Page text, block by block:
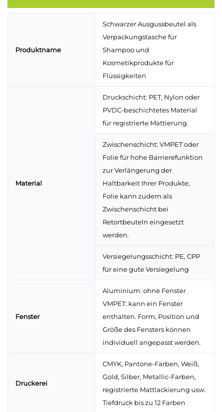
Produktname
Schwarzer Ausgussbeutel als
Verpackungstasche für
Shampoo und
Kosmetikprodukte für
Flüssigkeiten
Material
Druckschicht: PET, Nylon oder
PVDC-beschichtetes Material
für registrierte Mattierung.
Zwischenschicht: VMPET oder
Folie für hohe Barrierefunktion
zur Verlängerung der
Haltbarkeit Ihrer Produkte;
Folie kann zudem als
Zwischenschicht bei
Retortbeuteln eingesetzt
werden.
Versiegelungsschicht: PE, CPP
für eine gute Versiegelung
Fenster
Aluminium: ohne Fenster
VMPET: kann ein Fenster
enthalten. Form, Position und
Größe des Fensters können
individuell angepasst werden.
Druckerei
CMYK, Pantone-Farben, Weiß,
Gold, Silber, Metallic-Farben,
registrierte Mattlackierung usw.
Tiefdruck bis zu 12 Farben